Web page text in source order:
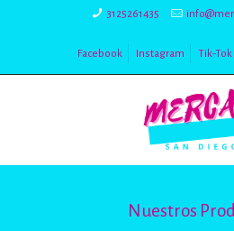
3125261435
Facebook Instagram Tik-Tok
Nuestros